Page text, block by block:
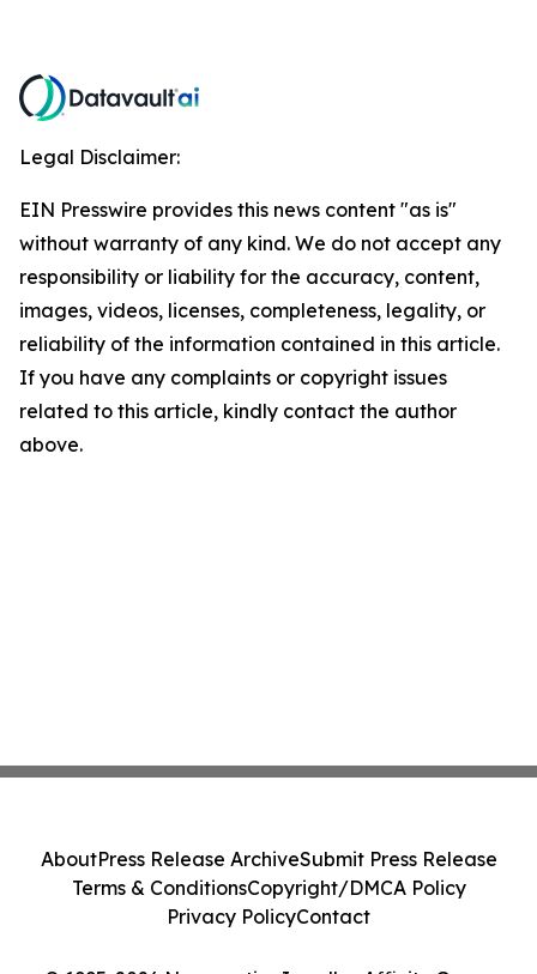
Legal Disclaimer:
EIN Presswire provides this news content "as is"
without warranty of any kind. We do not accept any
responsibility or liability for the accuracy, content,
images, videos, licenses, completeness, legality, or
reliability of the information contained in this article.
If you have any complaints or copyright issues
related to this article, kindly contact the author
above.
AboutPress Release ArchiveSubmit Press Release
Terms & ConditionsCopyright/DMCA Policy
Privacy PolicyContact